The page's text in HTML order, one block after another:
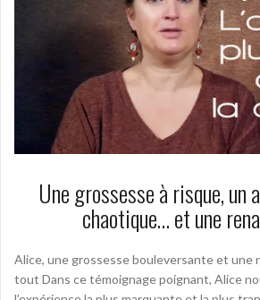
Une grossesse à risque, un
chaotique… et une
Alice, une grossesse bouleversante et une
tout Dans ce témoignage poignant, Alice